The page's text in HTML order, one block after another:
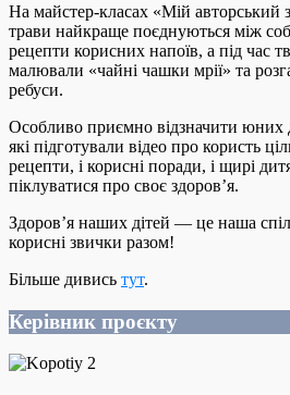
На майстер-класах «Мій авторський
трави найкраще поєднуються між
рецепти корисних напоїв, а під час
малювали «чайні чашки мрії» та
ребуси.
Особливо приємно відзначити юних
які підготували відео про користь
рецепти, і корисні поради, і щирі
піклуватися про своє здоров’я.
Здоров’я наших дітей — це наша
корисні звички разом!
Більше дивись тут.
Керівник проєкту